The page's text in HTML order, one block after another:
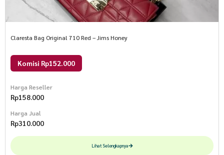
Claresta Bag Original 710 Red – Jims Honey
Komisi Rp152.000
Harga Reseller
Rp158.000
Harga Jual
Rp310.000
Lihat Selengkapnya